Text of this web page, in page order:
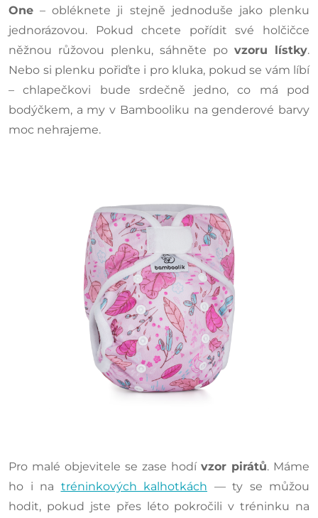
One – obléknete ji stejně jednoduše jako plenku
jednorázovou. Pokud chcete pořídit své holčičce
něžnou růžovou plenku, sáhněte po vzoru lístky.
Nebo si plenku pořiďte i pro kluka, pokud se vám líbí
– chlapečkovi bude srdečně jedno, co má pod
bodýčkem, a my v Bambooliku na genderové barvy
moc nehrajeme.
Pro malé objevitele se zase hodí vzor pirátů. Máme
ho i na tréninkových kalhotkách — ty se můžou
hodit, pokud jste přes léto pokročili v tréninku na